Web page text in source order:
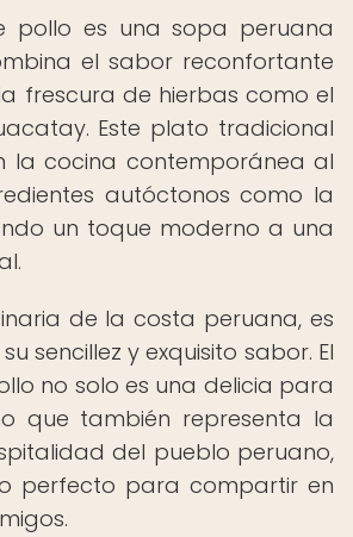
pollo es una sopa peruana
el sabor reconfortante
frescura de hierbas como el
Este plato tradicional
la cocina contemporánea al
autóctonos como la
un toque moderno a una
de la costa peruana, es
sencillez y exquisito sabor. El
no solo es una delicia para
que también representa la
del pueblo peruano,
perfecto para compartir en